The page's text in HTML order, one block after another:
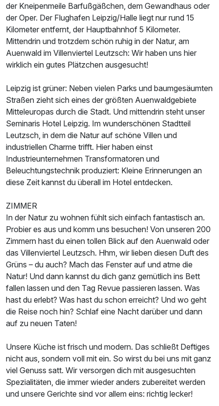
Einzelzimmer Standard
1 Erwachsenen
Für 5 Tage p.P. ab346,00 €
der Kneipenmeile Barfußgäßchen, dem Gewandhaus oder
der Oper. Der Flughafen Leipzig/Halle liegt nur rund 15
Kilometer entfernt, der Hauptbahnhof 5 Kilometer.
Mittendrin und trotzdem schön ruhig in der Natur, am
Auenwald im Villenviertel Leutzsch: Wir haben uns hier
wirklich ein gutes Plätzchen ausgesucht!
Leipzig ist grüner: Neben vielen Parks und baumgesäumten
Straßen zieht sich eines der größten Auenwaldgebiete
Mitteleuropas durch die Stadt. Und mittendrin steht unser
Seminaris Hotel Leipzig. Im wunderschönen Stadtteil
Leutzsch, in dem die Natur auf schöne Villen und
industriellen Charme trifft. Hier haben einst
Industrieunternehmen Transformatoren und
Beleuchtungstechnik produziert: Kleine Erinnerungen an
diese Zeit kannst du überall im Hotel entdecken.
ZIMMER
In der Natur zu wohnen fühlt sich einfach fantastisch an.
Probier es aus und komm uns besuchen! Von unseren 200
Zimmern hast du einen tollen Blick auf den Auenwald oder
das Villenviertel Leutzsch. Hhm, wir lieben diesen Duft des
Grüns – du auch? Mach das Fenster auf und atme die
Natur! Und dann kannst du dich ganz gemütlich ins Bett
fallen lassen und den Tag Revue passieren lassen. Was
hast du erlebt? Was hast du schon erreicht? Und wo geht
die Reise noch hin? Schlaf eine Nacht darüber und dann
auf zu neuen Taten!
Unsere Küche ist frisch und modern. Das schließt Deftiges
nicht aus, sondern voll mit ein. So wirst du bei uns mit ganz
viel Genuss satt. Wir versorgen dich mit ausgesuchten
Spezialitäten, die immer wieder anders zubereitet werden
und unsere Gerichte sind vor allem eins: richtig lecker!